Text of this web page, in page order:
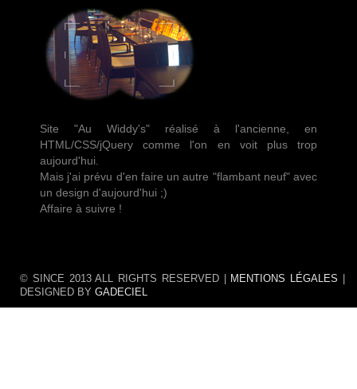
Site "Au Widdy's" réalisé à l'ancienne, en
HTML/CSS/jQuery comme l'on en voit plus trop
aujourd'hui.
Mais j'ai prévu d'en faire un autre "flambant neuf" avec
un design d'aujourd'hui ;)
Affaire à suivre !
© SINCE 2013 ALL RIGHTS RESERVED | MENTIONS LÉGALES
DESIGNED BY GADECIEL